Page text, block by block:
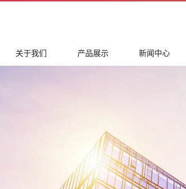
关于我们 产品展示 新闻中心